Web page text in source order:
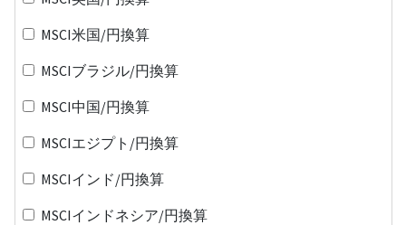
MSCI米国/円換算
MSCIブラジル/円換算
MSCI中国/円換算
MSCIエジプト/円換算
MSCIインド/円換算
MSCIインドネシア/円換算